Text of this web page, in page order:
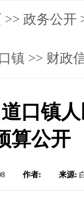
>> 政务公开
镇 >> 财政
口镇
算公开
作者: 来源: